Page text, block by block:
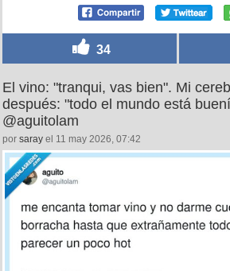
34
El vino: "tranqui, vas bien". Mi
después: "todo el mundo está
@aguitolam
por saray el 11 may 2026, 07:42